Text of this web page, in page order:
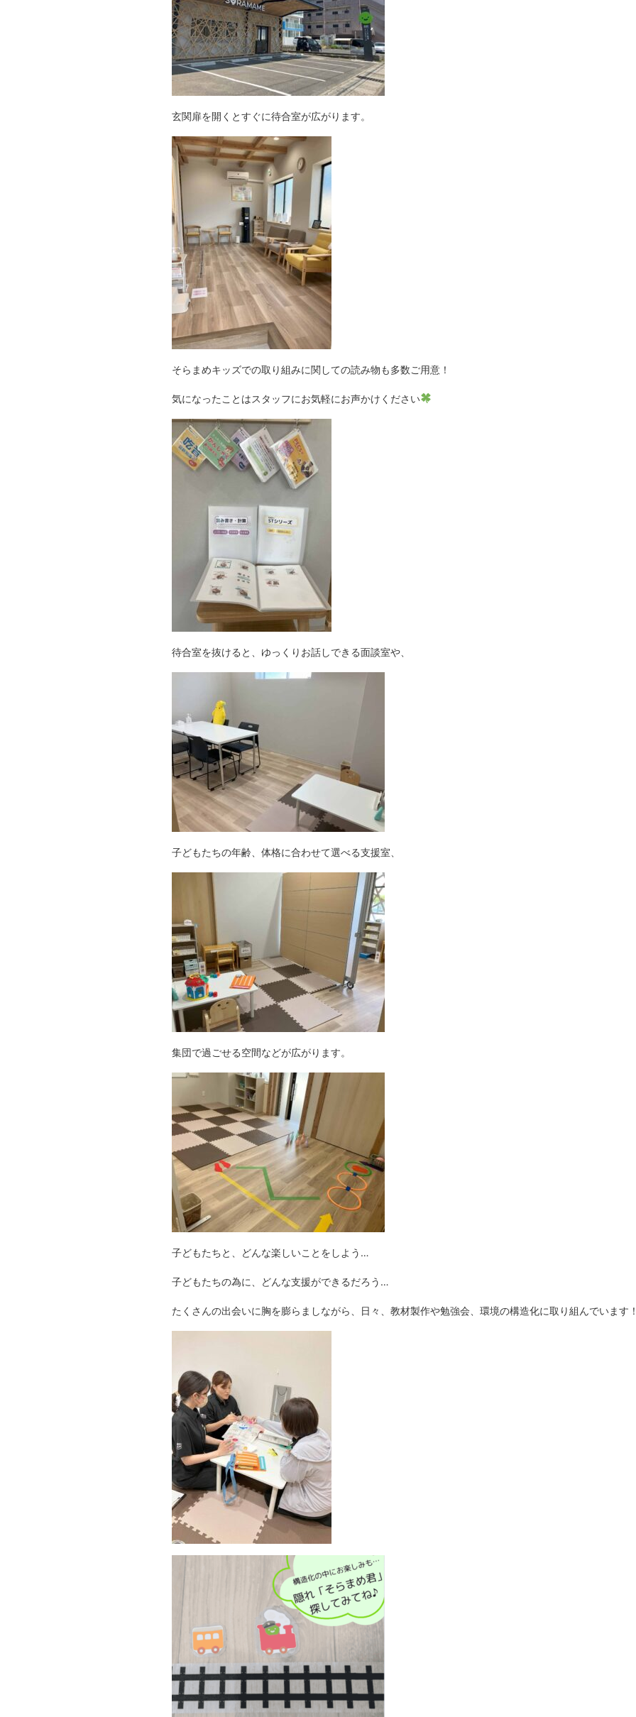
玄関扉を開くとすぐに待合室が広がります。
そらまめキッズでの取り組みに関しての読み物も多数ご用意！
気になったことはスタッフにお気軽にお声かけください
待合室を抜けると、ゆっくりお話しできる面談室や、
子どもたちの年齢、体格に合わせて選べる支援室、
集団で過ごせる空間などが広がります。
子どもたちと、どんな楽しいことをしよう…
子どもたちの為に、どんな支援ができるだろう…
たくさんの出会いに胸を膨らましながら、日々、教材製作や勉強会、環境の構造化に取り組んでいます